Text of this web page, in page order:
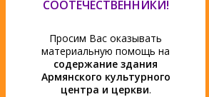
СООТЕЧЕСТВЕННИКИ!
Просим Вас оказывать
материальную помощь на
содержание здания
Армянского культурного
центра и церкви.